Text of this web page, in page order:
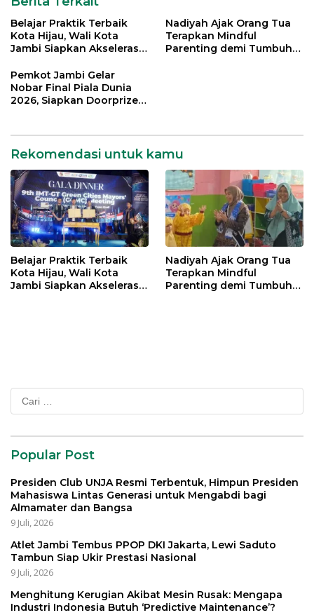
Belajar Praktik Terbaik
Kota Hijau, Wali Kota
Jambi Siapkan Akselerasi
Sampah
Nadiyah Ajak Orang Tua
Terapkan Mindful
Parenting demi Tumbuh
Pemkot Jambi Gelar
Nobar Final Piala Dunia
2026, Siapkan Doorprize
Rekomendasi untuk kamu
Belajar Praktik Terbaik
Kota Hijau, Wali Kota
Jambi Siapkan Akselerasi
Nadiyah Ajak Orang Tua
Terapkan Mindful
Parenting demi Tumbuh
Cari
untuk:
Popular Post
Presiden Club UNJA Resmi Terbentuk, Himpun Presiden
Mahasiswa Lintas Generasi untuk Mengabdi bagi
Almamater dan Bangsa
9 Juli, 2026
Atlet Jambi Tembus PPOP DKI Jakarta, Lewi Saduto
Tambun Siap Ukir Prestasi Nasional
9 Juli, 2026
Menghitung Kerugian Akibat Mesin Rusak: Mengapa
Industri Indonesia Butuh ‘Predictive Maintenance’?